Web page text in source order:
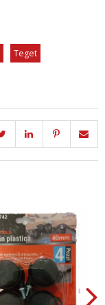
Teget